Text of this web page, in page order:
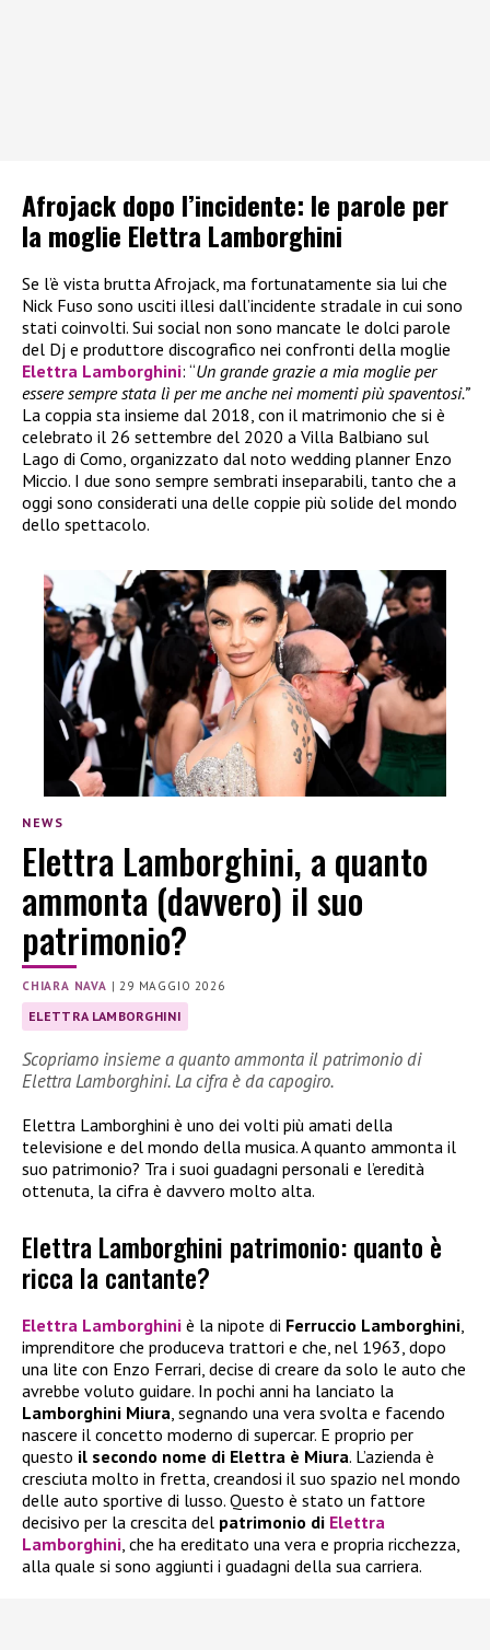
Afrojack dopo l’incidente: le parole per
la moglie Elettra Lamborghini
Se l’è vista brutta Afrojack, ma fortunatamente sia lui che
Nick Fuso sono usciti illesi dall’incidente stradale in cui sono
stati coinvolti. Sui social non sono mancate le dolci parole
del Dj e produttore discografico nei confronti della moglie
Elettra Lamborghini: “Un grande grazie a mia moglie per
essere sempre stata lì per me anche nei momenti più spaventosi.”
La coppia sta insieme dal 2018, con il matrimonio che si è
celebrato il 26 settembre del 2020 a Villa Balbiano sul
Lago di Como, organizzato dal noto wedding planner Enzo
Miccio. I due sono sempre sembrati inseparabili, tanto che a
oggi sono considerati una delle coppie più solide del mondo
dello spettacolo.
NEWS
Elettra Lamborghini, a quanto
ammonta (davvero) il suo
patrimonio?
CHIARA NAVA | 29 MAGGIO 2026
ELETTRA LAMBORGHINI
Scopriamo insieme a quanto ammonta il patrimonio di
Elettra Lamborghini. La cifra è da capogiro.
Elettra Lamborghini è uno dei volti più amati della
televisione e del mondo della musica. A quanto ammonta il
suo patrimonio? Tra i suoi guadagni personali e l’eredità
ottenuta, la cifra è davvero molto alta.
Elettra Lamborghini patrimonio: quanto è
ricca la cantante?
Elettra Lamborghini è la nipote di Ferruccio Lamborghini
imprenditore che produceva trattori e che, nel 1963, dopo
una lite con Enzo Ferrari, decise di creare da solo le auto che
avrebbe voluto guidare. In pochi anni ha lanciato la
Lamborghini Miura , segnando una vera svolta e facendo
nascere il concetto moderno di supercar. E proprio per
questo il secondo nome di Elettra è Miura. L’azienda è
cresciuta molto in fretta, creandosi il suo spazio nel mondo
delle auto sportive di lusso. Questo è stato un fattore
decisivo per la crescita del patrimonio di Elettra
Lamborghini , che ha ereditato una vera e propria ricchezza,
alla quale si sono aggiunti i guadagni della sua carriera.